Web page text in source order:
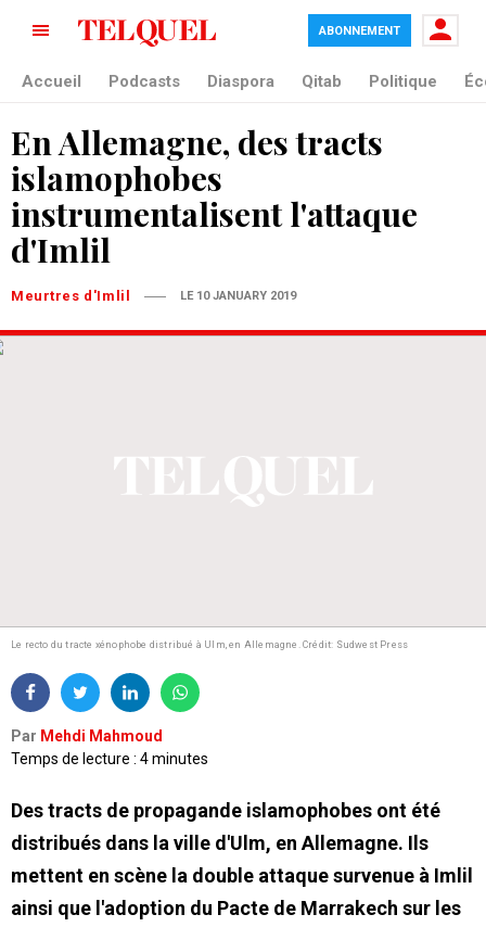
ABONNEMENT
Accueil Podcasts Diaspora Qitab Politique
En Allemagne, des tracts
islamophobes
instrumentalisent l'attaque
d'Imlil
Meurtres d'Imlil LE 10 JANUARY 2019
Le recto du tracte xénophobe distribué à Ulm, en Allemagne. Crédit: Sudwest Press
Par Mehdi Mahmoud
Temps de lecture : 4 minutes
Des tracts de propagande islamophobes ont été
distribués dans la ville d'Ulm, en Allemagne. Ils
mettent en scène la double attaque survenue à Imlil
ainsi que l'adoption du Pacte de Marrakech sur les